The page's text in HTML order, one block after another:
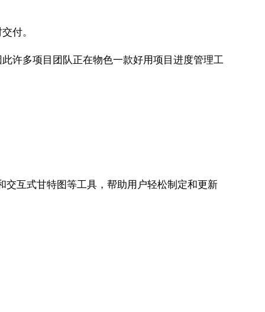
付。
许多项目团队正在物色一款好用项目进度管理工
互式甘特图等工具，帮助用户轻松制定和更新